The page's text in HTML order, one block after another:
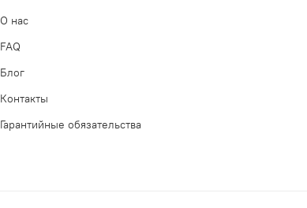
О нас
FAQ
Блог
Контакты
Гарантийные обязательства